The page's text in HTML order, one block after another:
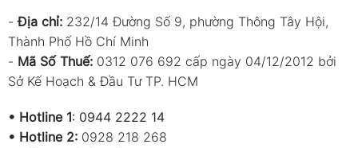
-Địa chỉ: 232/14 Đường Số 9, phường Thông Tây Hội,
Thành Phố Hồ Chí Minh
- Mã Số Thuế: 0312 076 692 cấp ngày 04/12/2012 bởi
Sở Kế Hoạch & Đầu Tư TP. HCM
• Hotline 1: 0944 2222 14
• Hotline 2: 0928 218 268